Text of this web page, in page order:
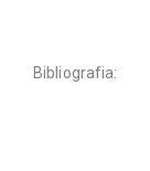
Bibliografia: